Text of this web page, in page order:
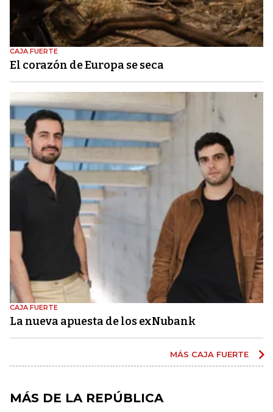
CAJA FUERTE
El corazón de Europa se seca
CAJA FUERTE
La nueva apuesta de los exNubank
MÁS CAJA FUERTE
MÁS DE LA REPÚBLICA